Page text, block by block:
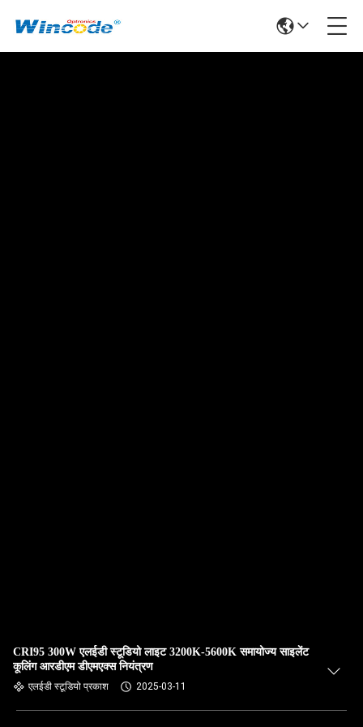
CRI95 300W एलईडी स्टूडियो लाइट 3200K-5600K समायोज्य साइलेंट
कूलिंग आरडीएम डीएमएक्स नियंत्रण
एलईडी स्टूडियो प्रकाश 2025-03-11